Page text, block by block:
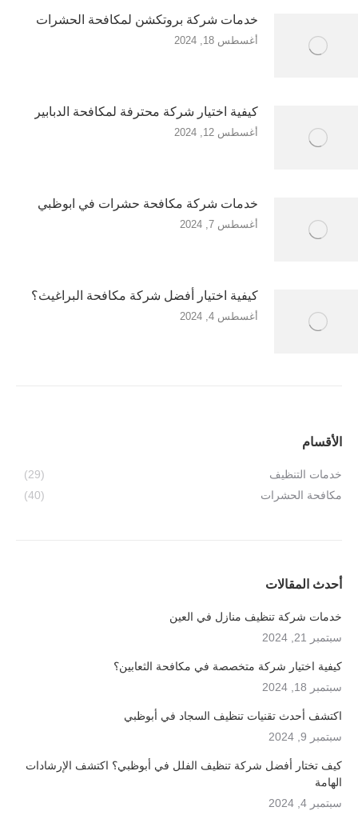
خدمات شركة بروتكشن لمكافحة الحشرات
أغسطس 18, 2024
كيفية اختيار شركة محترفة لمكافحة الدبابير
أغسطس 12, 2024
خدمات شركة مكافحة حشرات في ابوظبي
أغسطس 7, 2024
كيفية اختيار أفضل شركة مكافحة البراغيث؟
أغسطس 4, 2024
الأقسام
خدمات التنظيف
(29)
مكافحة الحشرات
(40)
أحدث المقالات
خدمات شركة تنظيف منازل في العين
سبتمبر 21, 2024
كيفية اختيار شركة متخصصة في مكافحة الثعابين؟
سبتمبر 18, 2024
اكتشف أحدث تقنيات تنظيف السجاد في أبوظبي
سبتمبر 9, 2024
كيف تختار أفضل شركة تنظيف الفلل في أبوظبي؟ اكتشف الإرشادات
الهامة
سبتمبر 4, 2024